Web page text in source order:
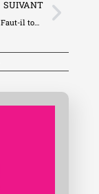
SUIVANT
SOS Adeline – Faut-il toujours chercher l’orgasme ?